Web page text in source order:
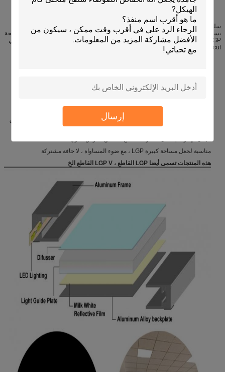
إرسال
سلسلة DCS70 LGP V-cuter التي تم تطويرها بشكل مشترك من قبل شركتنا ، تأتي
بسكين نقش خاص لقطع V-groove على LGP الاكريليك. هذا المنتج مناسب تمامًا لمعالجة
LGP كبيرة المساحة دون توصيل طبقات. يتميز LGP بالخصائص التالية على النحو التالي:
v-cut:
طويل العمر الافتراضي
تحت نفس المنطقة والخفة ، وارتفاع نسبة إشعاع الضوء ، وانخفاض القوة
تحت نفس الخفة ، لاستخدام مواد أرق لتوفير التكاليف. هو الخيار الأول لصنع صندوق
مناسبة لجعل مساحة كبيرة LGP ، مع ضوء المساواة ، لا حافة مشتركة
هذه المنتجات تسمى أيضا LGP القاطع ، LGP V القاطع الخ